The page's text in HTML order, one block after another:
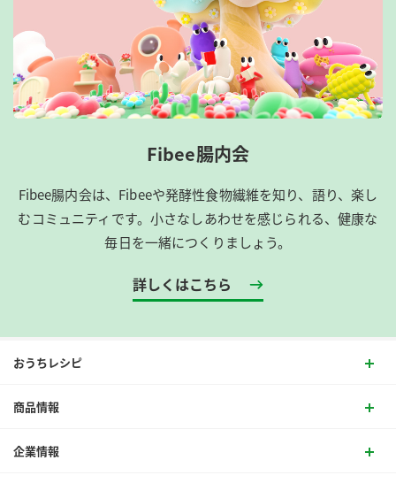
Fibee腸内会
Fibee腸内会は、​Fibeeや発酵性食物繊維を知り、語り、楽し
むコミュニティです。​小さなしあわせを感じられる、健康な
毎日を一緒につくりましょう。
詳しくはこちら
おうちレシピ
商品情報
企業情報